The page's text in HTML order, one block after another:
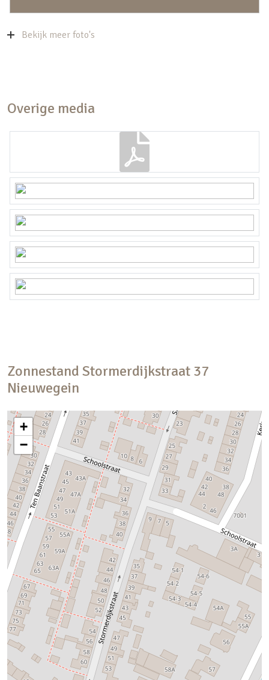
Bekijk meer foto's
Overige media
Zonnestand Stormerdijkstraat 37
Nieuwegein
+
−